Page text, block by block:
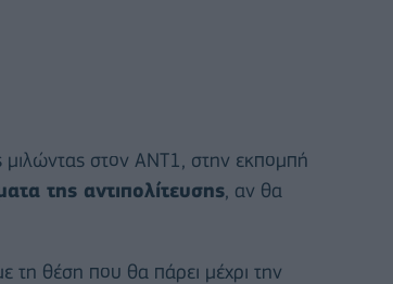
μιλώντας στον ΑΝΤ1, στην εκπομπή
της αντιπολίτευσης , αν θα
τη θέση που θα πάρει μέχρι την